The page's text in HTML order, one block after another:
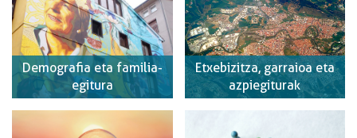
Demografia eta familia-
egitura
Etxebizitza, garraioa eta
azpiegiturak